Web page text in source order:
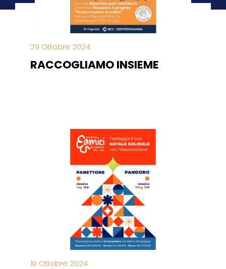
29 Ottobre 2024
RACCOGLIAMO INSIEME
10 Ottobre 2024